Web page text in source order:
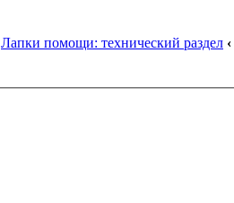
Лапки помощи: технический раздел ‹